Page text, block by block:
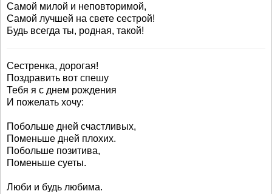
Самой милой и неповторимой,
Самой лучшей на свете сестрой!
Будь всегда ты, родная, такой!
Сестренка, дорогая!
Поздравить вот спешу
Тебя я с днем рождения
И пожелать хочу:
Побольше дней счастливых,
Поменьше дней плохих.
Побольше позитива,
Поменьше суеты.
Люби и будь любима.